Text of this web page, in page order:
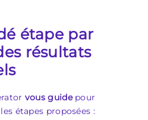
étape par
résultats
vous guidepour
étapes proposées :